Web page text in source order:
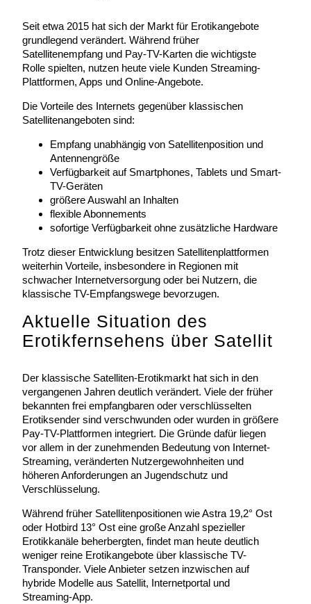
Seit etwa 2015 hat sich der Markt für Erotikangebote
grundlegend verändert. Während früher
Satellitenempfang und Pay-TV-Karten die wichtigste
Rolle spielten, nutzen heute viele Kunden Streaming-
Plattformen, Apps und Online-Angebote.
Die Vorteile des Internets gegenüber klassischen
Satellitenangeboten sind:
Empfang unabhängig von Satellitenposition und
Antennengröße
Verfügbarkeit auf Smartphones, Tablets und Smart-
TV-Geräten
größere Auswahl an Inhalten
flexible Abonnements
sofortige Verfügbarkeit ohne zusätzliche Hardware
Trotz dieser Entwicklung besitzen Satellitenplattformen
weiterhin Vorteile, insbesondere in Regionen mit
schwacher Internetversorgung oder bei Nutzern, die
klassische TV-Empfangswege bevorzugen.
Aktuelle Situation des
Erotikfernsehens über Satellit
Der klassische Satelliten-Erotikmarkt hat sich in den
vergangenen Jahren deutlich verändert. Viele der früher
bekannten frei empfangbaren oder verschlüsselten
Erotiksender sind verschwunden oder wurden in größere
Pay-TV-Plattformen integriert. Die Gründe dafür liegen
vor allem in der zunehmenden Bedeutung von Internet-
Streaming, veränderten Nutzergewohnheiten und
höheren Anforderungen an Jugendschutz und
Verschlüsselung.
Während früher Satellitenpositionen wie Astra 19,2° Ost
oder Hotbird 13° Ost eine große Anzahl spezieller
Erotikkanäle beherbergten, findet man heute deutlich
weniger reine Erotikangebote über klassische TV-
Transponder. Viele Anbieter setzen inzwischen auf
hybride Modelle aus Satellit, Internetportal und
Streaming-App.